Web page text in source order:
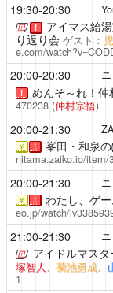
19:30-20:30
！ アイマス給
り返り会 ゲスト：
e.com/
20:00-20:30
！ めんそ～れ！仲
470238 (仲村宗悟)
20:00-21:30
￥ ！ 峯田・和泉の
nitama.zaiko.io/item/
20:00-21:30
￥ ！ わたし、ゲ
eo.jp/watch/
21:00-21:30
アイドルマス
塚智人、 菊池勇成、
1